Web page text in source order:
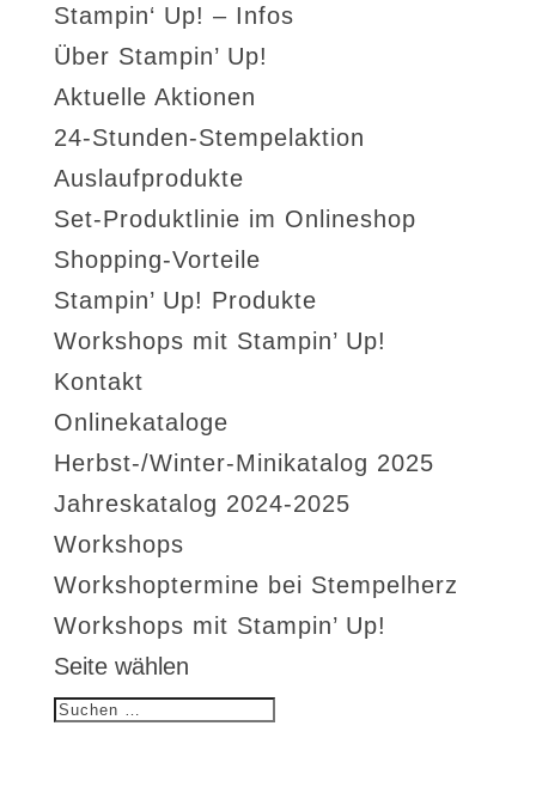
Stampin‘ Up! – Infos
Über Stampin’ Up!
Aktuelle Aktionen
24-Stunden-Stempelaktion
Auslaufprodukte
Set-Produktlinie im Onlineshop
Shopping-Vorteile
Stampin’ Up! Produkte
Workshops mit Stampin’ Up!
Kontakt
Onlinekataloge
Herbst-/Winter-Minikatalog 2025
Jahreskatalog 2024-2025
Workshops
Workshoptermine bei Stempelherz
Workshops mit Stampin’ Up!
Seite wählen